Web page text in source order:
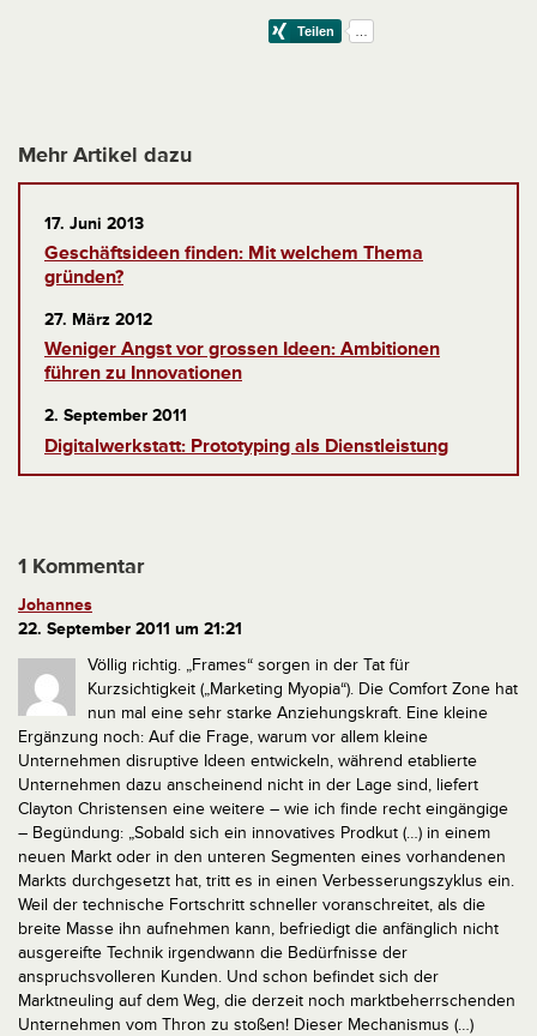
Mehr Artikel dazu
17. Juni 2013
Geschäftsideen finden: Mit welchem Thema
gründen?
27. März 2012
Weniger Angst vor grossen Ideen: Ambitionen
führen zu Innovationen
2. September 2011
Digitalwerkstatt: Prototyping als Dienstleistung
1 Kommentar
Johannes
22. September 2011 um 21:21
Völlig richtig. „Frames“ sorgen in der Tat für
Kurzsichtigkeit („Marketing Myopia“). Die Comfort Zone hat
nun mal eine sehr starke Anziehungskraft. Eine kleine
Ergänzung noch: Auf die Frage, warum vor allem kleine
Unternehmen disruptive Ideen entwickeln, während etablierte
Unternehmen dazu anscheinend nicht in der Lage sind, liefert
Clayton Christensen eine weitere – wie ich finde recht eingängige
– Begündung: „Sobald sich ein innovatives Prodkut (…) in einem
neuen Markt oder in den unteren Segmenten eines vorhandenen
Markts durchgesetzt hat, tritt es in einen Verbesserungszyklus ein.
Weil der technische Fortschritt schneller voranschreitet, als die
breite Masse ihn aufnehmen kann, befriedigt die anfänglich nicht
ausgereifte Technik irgendwann die Bedürfnisse der
anspruchsvolleren Kunden. Und schon befindet sich der
Marktneuling auf dem Weg, die derzeit noch marktbeherrschenden
Unternehmen vom Thron zu stoßen! Dieser Mechanismus (…)